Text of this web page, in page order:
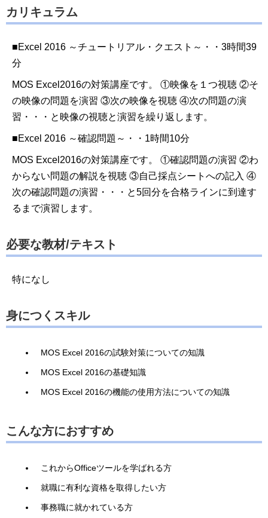
カリキュラム
■Excel 2016 ～チュートリアル・クエスト～・・3時間39
分
MOS Excel2016の対策講座です。 ①映像を１つ視聴 ②そ
の映像の問題を演習 ③次の映像を視聴 ④次の問題の演
習・・・と映像の視聴と演習を繰り返します。
■Excel 2016 ～確認問題～・・1時間10分
MOS Excel2016の対策講座です。 ①確認問題の演習 ②わ
からない問題の解説を視聴 ③自己採点シートへの記入 ④
次の確認問題の演習・・・と5回分を合格ラインに到達す
るまで演習します。
必要な教材/テキスト
特になし
身につくスキル
MOS Excel 2016の試験対策についての知識
MOS Excel 2016の基礎知識
MOS Excel 2016の機能の使用方法についての知識
こんな方におすすめ
これからOfficeツールを学ばれる方
就職に有利な資格を取得したい方
事務職に就かれている方